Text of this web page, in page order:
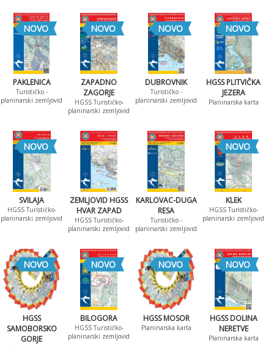
NOVO
PAKLENICA
Turističko -
planinarski zemljovid
NOVO
ZAPADNO
ZAGORJE
HGSS Turističko-
planinarski zemljovid
NOVO
DUBROVNIK
Turističko -
planinarski zemljovid
NOVO
HGSS PLITVIČKA
JEZERA
Planinarska karta
NOVO
SVILAJA
HGSS Turističko-
planinarski zemljovid
ZEMLJOVID HGSS
HVAR ZAPAD
HGSS Turističko-
planinarski zemljovid
KARLOVAC-DUGA
RESA
Turističko -
planinarski zemljovid
NOVO
KLEK
HGSS Turističko-
planinarski zemljovid
NOVO
HGSS
SAMOBORSKO
GORJE
NOVO
BILOGORA
HGSS Turističko-
planinarski zemljovid
NOVO
HGSS MOSOR
Planinarska karta
NOVO
HGSS DOLINA
NERETVE
Planinarska karta